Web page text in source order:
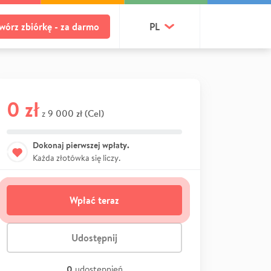
zbiórkę - za darmo PL
0 zł z 9 000 zł (Cel)
Dokonaj pierwszej wpłaty.
Każda złotówka się liczy.
Wpłać teraz
Udostępnij